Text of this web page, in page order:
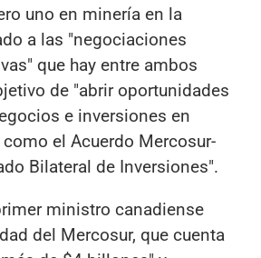
uno en minería en la
a las "negociaciones
que hay entre ambos
de "abrir oportunidades
e inversiones en
el Acuerdo Mercosur-
Bilateral de Inversiones".
ministro canadiense
del Mercosur, que cuenta